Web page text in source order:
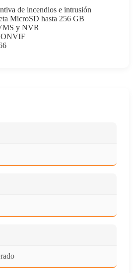
de incendios e intrusión
MicroSD hasta 256 GB
y NVR
ONVIF